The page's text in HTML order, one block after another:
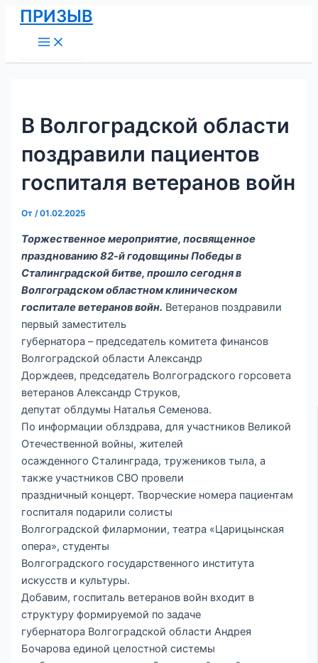
Перейти
содержимому
ПРИЗЫВ
Menu
В Волгоградской области
поздравили пациентов
госпиталя ветеранов войн
От/01.02.2025
Торжественное мероприятие, посвященное
празднованию 82-й годовщины Победы в
Сталинградской битве, прошло сегодня в
Волгоградском областном клиническом
госпитале ветеранов войн. Ветеранов поздравили
первый заместитель
губернатора – председатель комитета финансов
Волгоградской области Александр
Дорждеев, председатель Волгоградского горсовета
ветеранов Александр Струков,
депутат облдумы Наталья Семенова.
По информации облздрава, для участников Великой
Отечественной войны, жителей
осажденного Сталинграда, тружеников тыла, а
также участников СВО провели
праздничный концерт. Творческие номера пациентам
госпиталя подарили солисты
Волгоградской филармонии, театра «Царицынская
опера», студенты
Волгоградского государственного института
искусств и культуры.
Добавим, госпиталь ветеранов войн входит в
структуру формируемой по задаче
губернатора Волгоградской области Андрея
Бочарова единой целостной системы
Навигация
по
записям